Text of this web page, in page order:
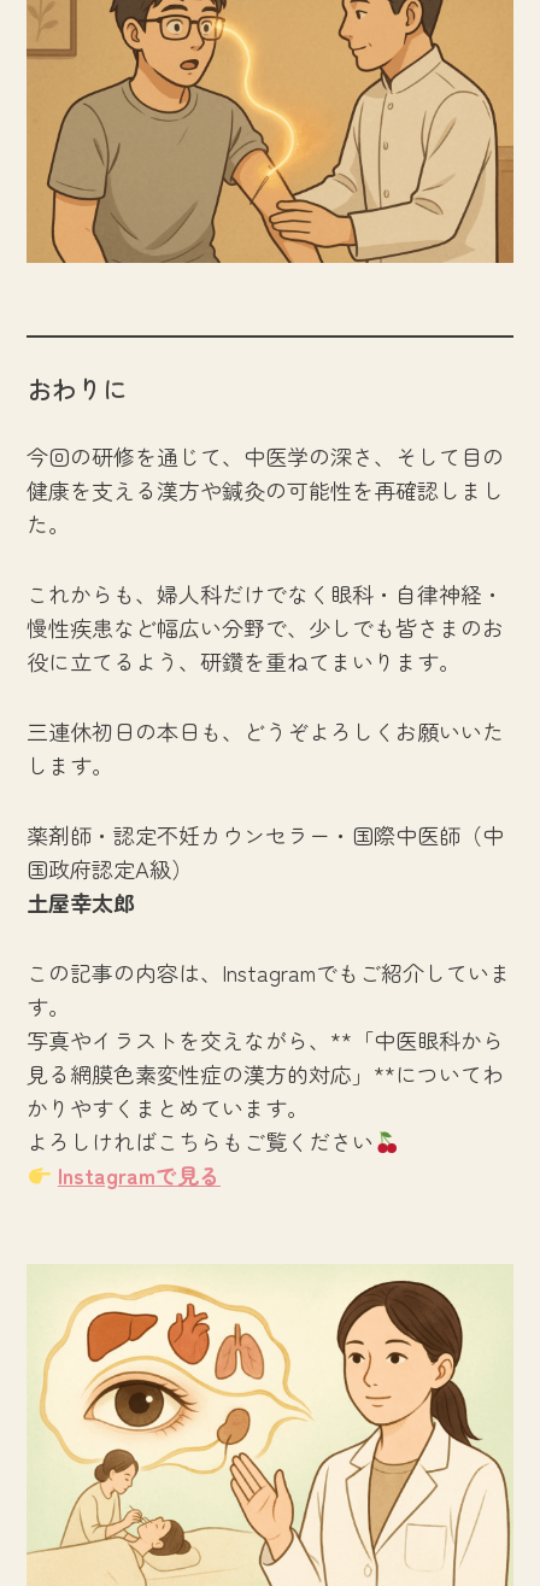
おわりに
今回の研修を通じて、中医学の深さ、そして目の
健康を支える漢方や鍼灸の可能性を再確認しまし
た。
これからも、婦人科だけでなく眼科・自律神経・
慢性疾患など幅広い分野で、少しでも皆さまのお
役に立てるよう、研鑽を重ねてまいります。
三連休初日の本日も、どうぞよろしくお願いいた
します。
薬剤師・認定不妊カウンセラー・国際中医師（中
国政府認定A級）
土屋幸太郎
この記事の内容は、Instagramでもご紹介していま
す。
写真やイラストを交えながら、**「中医眼科から
見る網膜色素変性症の漢方的対応」**についてわ
かりやすくまとめています。
よろしければこちらもご覧ください
Instagramで見る